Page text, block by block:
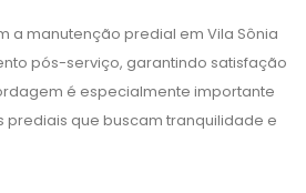
a manutenção predial em Vila Sônia
pós-serviço, garantindo satisfação
é especialmente importante
prediais que buscam tranquilidade e